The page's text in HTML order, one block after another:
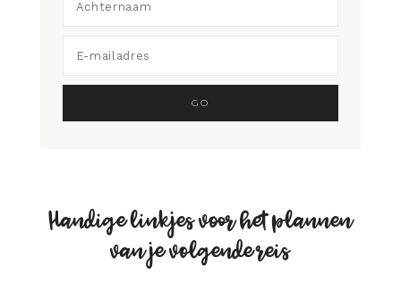
Handige linkjes voor het plannen
van je volgende reis